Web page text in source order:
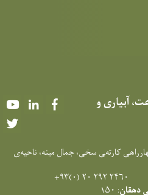
آبیاری و YoutubeLinkedIn
کارته‌‍ی سخی، جمال مینه، ناحیه‌ی
۲۰ (۰)۹۳+
دهقان: ۱۵۰